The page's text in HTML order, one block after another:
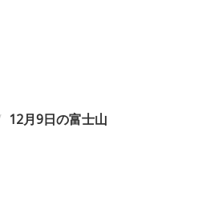
12月9日の富士山